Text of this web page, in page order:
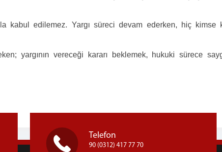
kabul edilemez. Yargı süreci devam ederken, hiç kimse
yargının vereceği kararı beklemek, hukuki sürece
Telefon
90 (0312) 417 77 70